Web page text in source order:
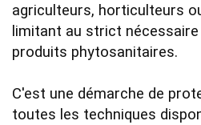
agriculteurs, horticulteurs
limitant au strict
produits phytosanitaires.
C'est une démarche de
toutes les techniques